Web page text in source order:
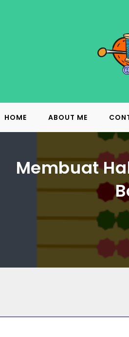
HOME ABOUT ME
Membuat